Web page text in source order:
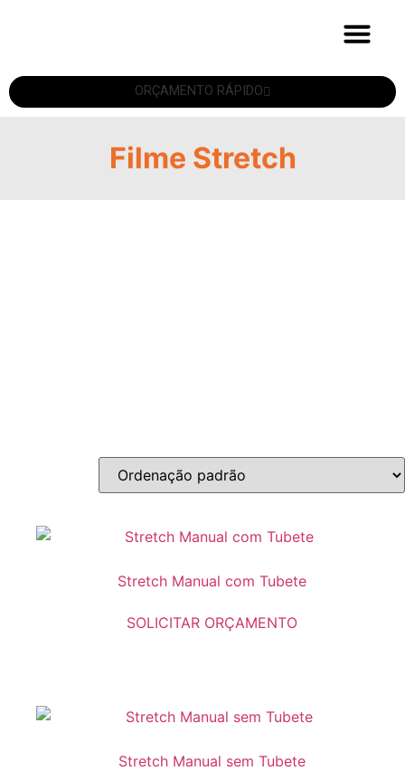
ORÇAMENTO RÁPIDO
Filme Stretch
Stretch Manual com Tubete
SOLICITAR ORÇAMENTO
Stretch Manual sem Tubete